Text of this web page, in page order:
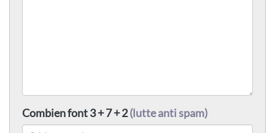
Combien font 3 + 7 + 2(lutte anti spam)